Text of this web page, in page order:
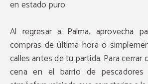
en estado puro.
Al regresar a Palma, aprovecha
compras de última hora o
calles antes de tu partida. Para cerrar
cena en el barrio de